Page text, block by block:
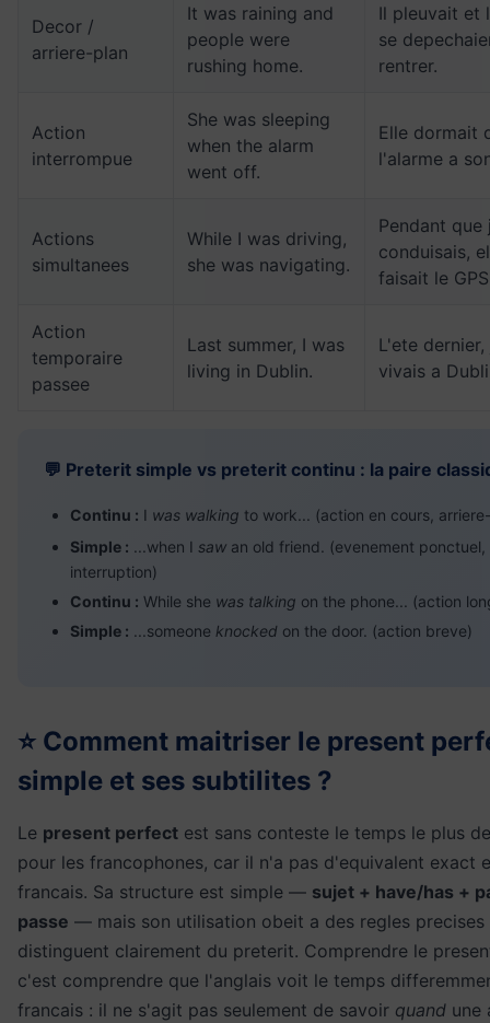
Decor /
arriere-plan
It was raining and
people were
rushing home.
Il pleuvait et
se
rentrer.
Action
interrompue
She was sleeping
when the alarm
went off.
Elle dormait
l'alarme a
Actions
simultanees
While I was driving,
she was navigating.
Pendant que
conduisais,
faisait le
Action
temporaire
passee
Last summer, I was
living in Dublin.
L'ete dernier,
vivais a
💬 Preterit simple vs preterit continu : la paire
Continu : I was walking to work... (action en cours,
Simple : ...when I saw an old friend. (evenement ponctuel,
interruption)
Continu : While she was talking on the phone... (action
Simple : ...someone knocked on the door. (action breve)
⭐ Comment maitriser le present
simple et ses subtilites ?
Le present perfect est sans conteste le temps le plus
pour les francophones, car il n'a pas d'equivalent exact
francais. Sa structure est simple — sujet + have/has +
passe — mais son utilisation obeit a des regles precises
distinguent clairement du preterit. Comprendre le
c'est comprendre que l'anglais voit le temps
francais : il ne s'agit pas seulement de savoir quand une